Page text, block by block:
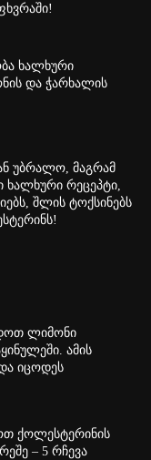
ხალხური
და ჭარხალის
უბრალო, მაგრამ
ხალხური რეცეპტი,
შლის ტოქსინებს
ლიმონი
ამის
იცოდეს
ქოლესტერინის
– 5 რჩევა